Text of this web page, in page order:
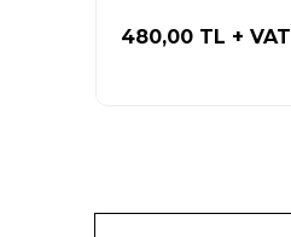
480,00 TL + VAT